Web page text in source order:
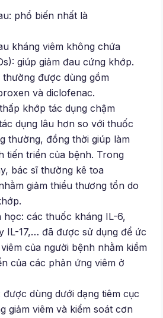
phổ biến nhất là
kháng viêm không chứa
giúp giảm đau cứng khớp.
thường được dùng gồm
và diclofenac.
khớp tác dụng chậm
dụng lâu hơn so với thuốc
thường, đồng thời giúp làm
tiến triển của bệnh. Trong
bác sĩ thường kê toa
giảm thiểu thương tổn do
học: các thuốc kháng IL-6,
IL-17,… đã được sử dụng để ức
của người bệnh nhằm kiềm
của các phản ứng viêm ở
dùng dưới dạng tiêm cục
giảm viêm và kiểm soát cơn